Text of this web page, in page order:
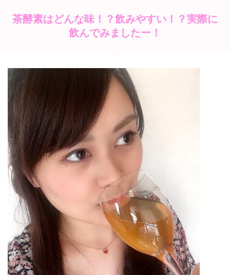
茶酵素はどんな味！？飲みやすい！？実際に
飲んでみましたー！